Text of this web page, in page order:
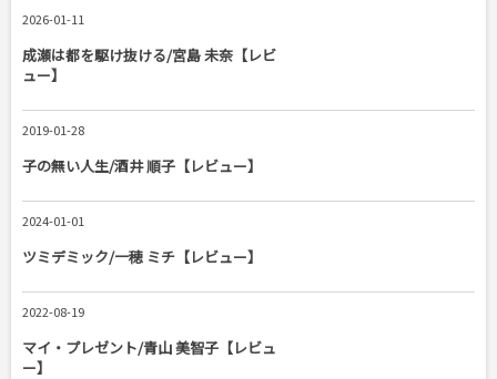
2026-01-11
成瀬は都を駆け抜ける/宮島 未奈【レビ
ュー】
2019-01-28
子の無い人生/酒井 順子【レビュー】
2024-01-01
ツミデミック/一穂 ミチ【レビュー】
2022-08-19
マイ・プレゼント/青山 美智子【レビュ
ー】